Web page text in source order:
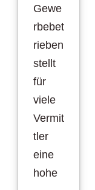
Gewe
rbebet
rieben
stellt
für
viele
Vermit
tler
eine
hohe